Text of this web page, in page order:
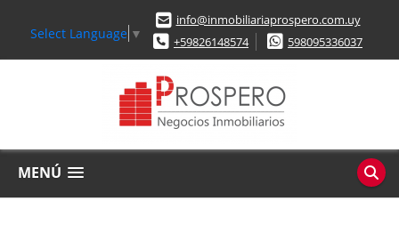
Select Language ▼
info@inmobiliariaprospero.com.uy
+59826148574
598095336037
MENÚ